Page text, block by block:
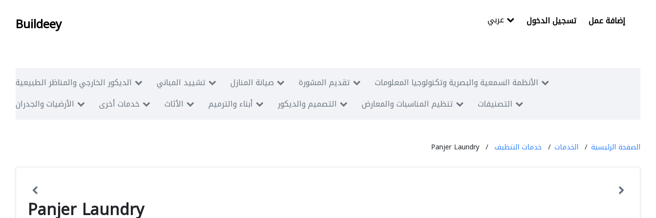
Buildeey تسجيل الدخول إضافة عمل
الديكور الخارجي والمناظر الطبيعية تشييد المباني صيانة المنازل تقديم المشورة
الأنظمة السمعية والبصرية وتكنولوجيا المعلومات
الأرضيات والجدران
خدمات أخرى الأثاث أبناء والترميم التصميم والديكور تنظيم المناسبات والمعارض التصنيفات
الصفحة الرئيسية الخدمات خدمات التنظيف Panjer Laundry
Panjer Laundry